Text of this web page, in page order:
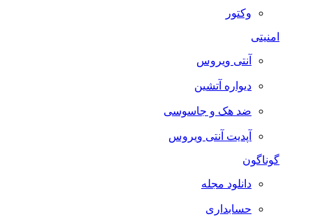
وکتور
امنیتی
آنتی ویروس
دیواره آتشین
ضد هک و جاسوسی
آپدیت آنتی ویروس
گوناگون
دانلود مجله
حسابداری